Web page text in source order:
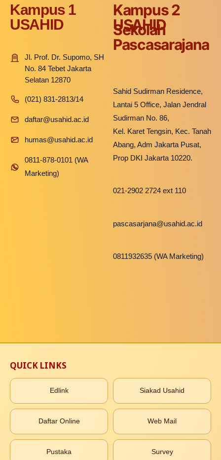
Kampus 1
USAHID
Jl. Prof. Dr. Supomo, SH
No. 84 Tebet Jakarta
Selatan 12870
(021) 831-2813/14
daftar@usahid.ac.id
humas@usahid.ac.id
0811-878-0101 (WA
Marketing)
Kampus 2
USAHID
Sekolah
Pascasarajana
Sahid Sudirman Residence,
Lantai 5 Office, Jalan Jendral
Sudirman No. 86,
Kel. Karet Tengsin, Kec. Tanah
Abang, Adm Jakarta Pusat,
Prop DKI Jakarta 10220.
021-2902 2724 ext 110
pascasarjana@usahid.ac.id
0811932635 (WA Marketing)
QUICK LINKS
Edlink Siakad Usahid
Daftar Online Web Mail
Pustaka Survey